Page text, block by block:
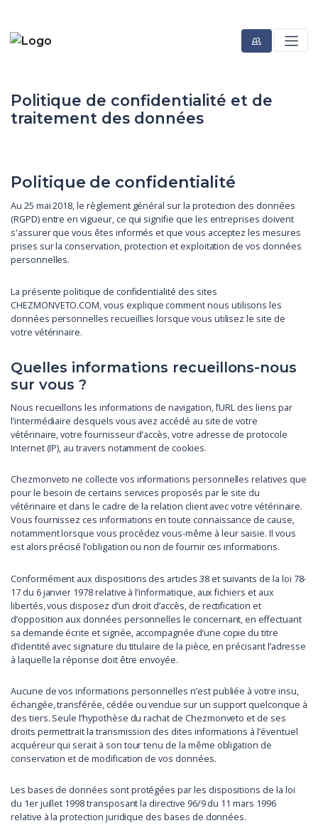
Politique de confidentialité et de
traitement des données
Politique de confidentialité
Au 25 mai 2018, le règlement général sur la protection des données
(RGPD) entre en vigueur, ce qui signifie que les entreprises doivent
s'assurer que vous êtes informés et que vous acceptez les mesures
prises sur la conservation, protection et exploitation de vos données
personnelles.
La présente politique de confidentialité des sites
CHEZMONVETO.COM, vous explique comment nous utilisons les
données personnelles recueillies lorsque vous utilisez le site de
votre vétérinaire.
Quelles informations recueillons-nous
sur vous ?
Nous recueillons les informations de navigation, l’URL des liens par
l’intermédiaire desquels vous avez accédé au site de votre
vétérinaire, votre fournisseur d’accès, votre adresse de protocole
Internet (IP), au travers notamment de cookies.
Chezmonveto ne collecte vos informations personnelles relatives que
pour le besoin de certains services proposés par le site du
vétérinaire et dans le cadre de la relation client avec votre vétérinaire.
Vous fournissez ces informations en toute connaissance de cause,
notamment lorsque vous procédez vous-même à leur saisie. Il vous
est alors précisé l’obligation ou non de fournir ces informations.
Conformément aux dispositions des articles 38 et suivants de la loi 78-
17 du 6 janvier 1978 relative à l’informatique, aux fichiers et aux
libertés, vous disposez d’un droit d’accès, de rectification et
d’opposition aux données personnelles le concernant, en effectuant
sa demande écrite et signée, accompagnée d’une copie du titre
d’identité avec signature du titulaire de la pièce, en précisant l’adresse
à laquelle la réponse doit être envoyée.
Aucune de vos informations personnelles n’est publiée à votre insu,
échangée, transférée, cédée ou vendue sur un support quelconque à
des tiers. Seule l’hypothèse du rachat de Chezmonveto et de ses
droits permettrait la transmission des dites informations à l’éventuel
acquéreur qui serait à son tour tenu de la même obligation de
conservation et de modification de vos données.
Les bases de données sont protégées par les dispositions de la loi
du 1er juillet 1998 transposant la directive 96/9 du 11 mars 1996
relative à la protection juridique des bases de données.